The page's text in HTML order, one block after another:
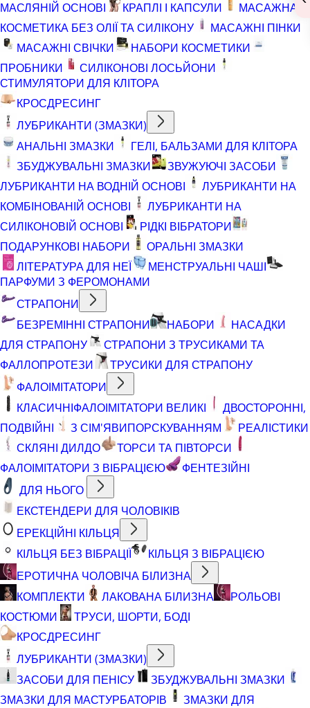
МАСЛЯНІЙ ОСНОВІ КРАПЛІ І КАПСУЛИ
МАСАЖНА
КОСМЕТИКА БЕЗ ОЛІЇ ТА СИЛІКОНУ
МАСАЖНІ ПІНКИ
МАСАЖНІ СВІЧКИ
НАБОРИ КОСМЕТИКИ
ПРОБНИКИ
СИЛІКОНОВІ ЛОСЬЙОНИ
СТИМУЛЯТОРИ ДЛЯ КЛІТОРА
КРОСДРЕСИНГ
ЛУБРИКАНТИ (ЗМАЗКИ)
АНАЛЬНІ ЗМАЗКИ
ГЕЛІ, БАЛЬЗАМИ ДЛЯ КЛІТОРА
ЗБУДЖУВАЛЬНІ ЗМАЗКИ
ЗВУЖУЮЧІ ЗАСОБИ
ЛУБРИКАНТИ НА ВОДНІЙ ОСНОВІ
ЛУБРИКАНТИ НА
КОМБІНОВАНІЙ ОСНОВІ
ЛУБРИКАНТИ НА
СИЛІКОНОВІЙ ОСНОВІ
РІДКІ ВІБРАТОРИ
ПОДАРУНКОВІ НАБОРИ
ОРАЛЬНІ ЗМАЗКИ
ЛІТЕРАТУРА ДЛЯ НЕЇ
МЕНСТРУАЛЬНІ ЧАШІ
ПАРФУМИ З ФЕРОМОНАМИ
СТРАПОНИ
БЕЗРЕМІННІ СТРАПОНИ
НАБОРИ
НАСАДКИ
ДЛЯ СТРАПОНУ
СТРАПОНИ З ТРУСИКАМИ ТА
ФАЛЛОПРОТЕЗИ
ТРУСИКИ ДЛЯ СТРАПОНУ
ФАЛОІМІТАТОРИ
КЛАСИЧНІФАЛОІМІТАТОРИ ВЕЛИКІ
ДВОСТОРОННІ,
ПОДВІЙНІ
З СІМ'ЯВИПОРСКУВАННЯМ
РЕАЛІСТИКИ
СКЛЯНІ ДИЛДО
ТОРСИ ТА ПІВТОРСИ
ФАЛОІМІТАТОРИ З ВІБРАЦІЄЮ
ФЕНТЕЗІЙНІ
ДЛЯ НЬОГО
ЕКСТЕНДЕРИ ДЛЯ ЧОЛОВІКІВ
ЕРЕКЦІЙНІ КІЛЬЦЯ
КІЛЬЦЯ БЕЗ ВІБРАЦІЇ
КІЛЬЦЯ З ВІБРАЦІЄЮ
ЕРОТИЧНА ЧОЛОВІЧА БІЛИЗНА
КОМПЛЕКТИ
ЛАКОВАНА БІЛИЗНА
РОЛЬОВІ
КОСТЮМИ
ТРУСИ, ШОРТИ, БОДІ
КРОСДРЕСИНГ
ЛУБРИКАНТИ (ЗМАЗКИ)
ЗАСОБИ ДЛЯ ПЕНІСУ
ЗБУДЖУВАЛЬНІ ЗМАЗКИ
ЗМАЗКИ ДЛЯ МАСТУРБАТОРІВ
ЗМАЗКИ ДЛЯ